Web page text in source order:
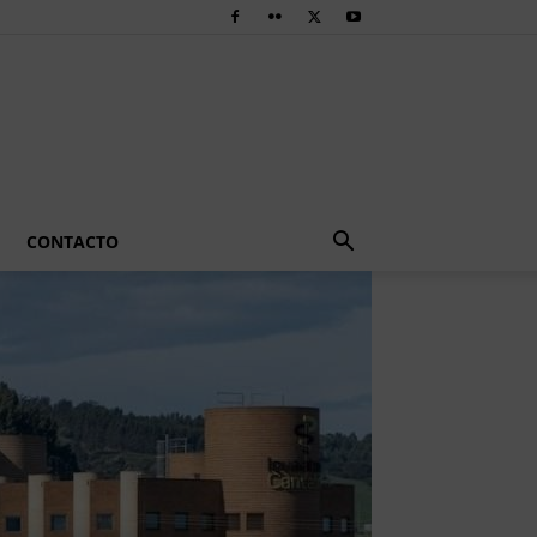
CONTACTO